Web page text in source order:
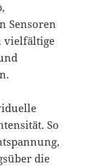
Sensoren
vielfältige
So
die